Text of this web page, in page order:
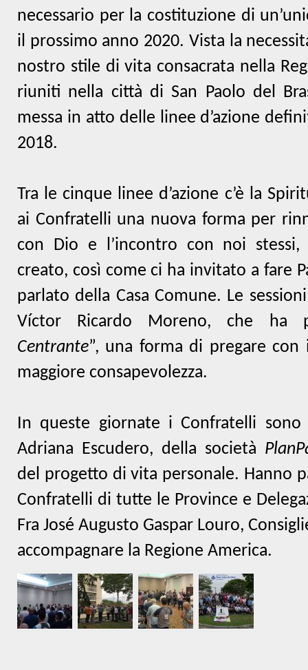
necessario per la costituzione di
il prossimo anno 2020. Vista la
nostro stile di vita consacrata nella
riuniti nella città di San Paolo del
messa in atto delle linee d’azione
2018.
Tra le cinque linee d’azione c’è la
ai Confratelli una nuova forma per
con Dio e l’incontro con noi
creato, così come ci ha invitato a fare
parlato della Casa Comune. Le
Víctor Ricardo Moreno, che ha
Centrante”, una forma di pregare
maggiore consapevolezza.
In queste giornate i Confratelli sono
Adriana Escudero, della società
del progetto di vita personale. Hanno
Confratelli di tutte le Province e
Fra José Augusto Gaspar Louro,
accompagnare la Regione America.